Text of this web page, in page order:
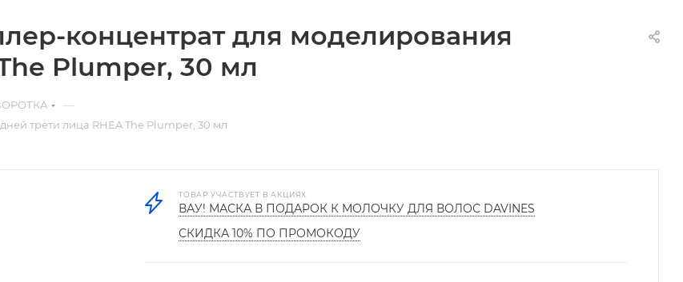
концентрат для моделирования
Plumper, 30 мл
—
трети лица RHEA The Plumper, 30 мл
ТОВАР УЧАСТВУЕТ В АКЦИЯХ
ВАУ! МАСКА В ПОДАРОК К МОЛОЧКУ ДЛЯ ВОЛОС DAVINES
СКИДКА 10% ПО ПРОМОКОДУ